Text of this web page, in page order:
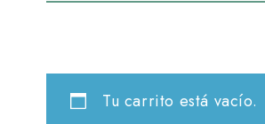
Tu carrito está vacío.